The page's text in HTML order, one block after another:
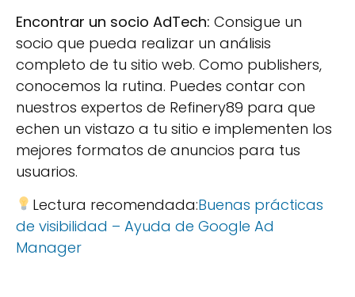
Encontrar un socio AdTech: Consigue un
socio que pueda realizar un análisis
completo de tu sitio web. Como publishers,
conocemos la rutina. Puedes contar con
nuestros expertos de Refinery89 para que
echen un vistazo a tu sitio e implementen los
mejores formatos de anuncios para tus
usuarios.
Lectura recomendada:Buenas prácticas
de visibilidad – Ayuda de Google Ad
Manager